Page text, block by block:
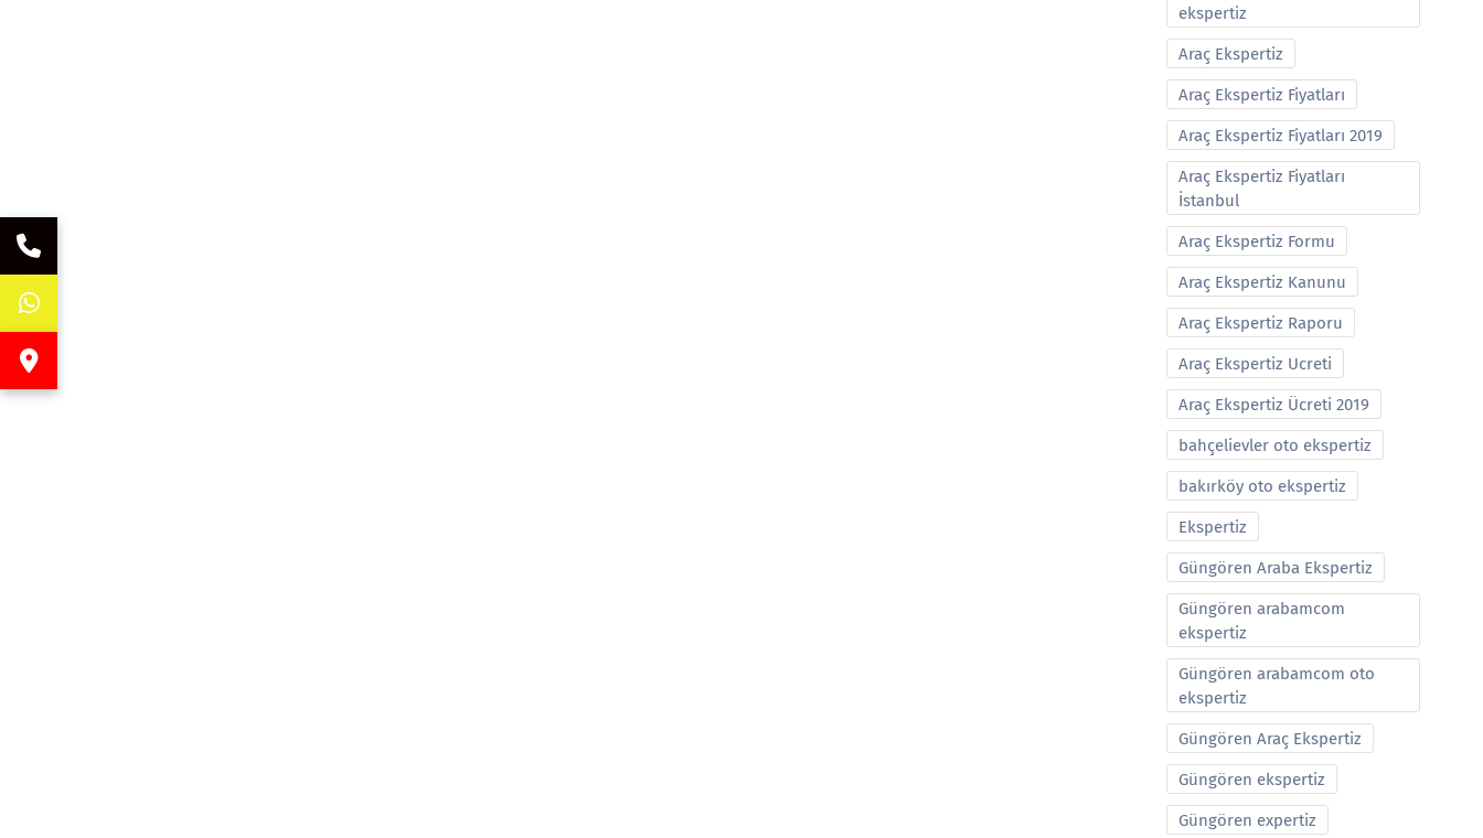
ekspertiz
Araç Ekspertiz
Araç Ekspertiz Fiyatları
Araç Ekspertiz Fiyatları 2019
Araç Ekspertiz Fiyatları
İstanbul
Araç Ekspertiz Formu
Araç Ekspertiz Kanunu
Araç Ekspertiz Raporu
Araç Ekspertiz Ucreti
Araç Ekspertiz Ücreti 2019
bahçelievler oto ekspertiz
bakırköy oto ekspertiz
Ekspertiz
Güngören Araba Ekspertiz
Güngören arabamcom
ekspertiz
Güngören arabamcom oto
ekspertiz
Güngören Araç Ekspertiz
Güngören ekspertiz
Güngören expertiz